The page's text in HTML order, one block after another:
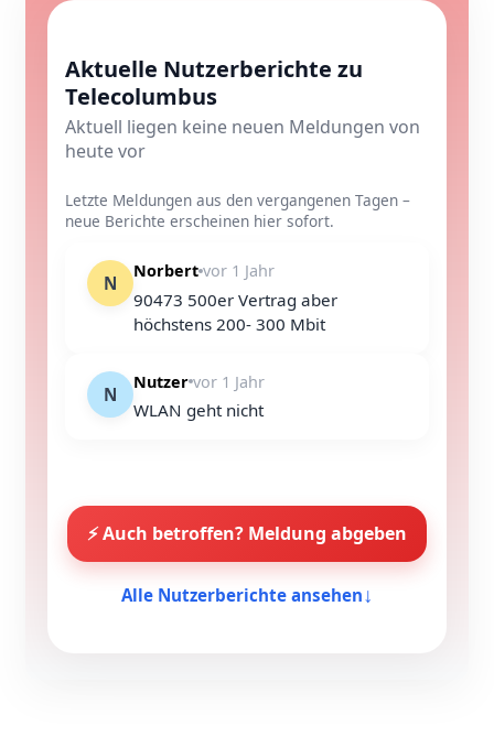
Aktuelle Nutzerberichte zu
Telecolumbus
Aktuell liegen keine neuen Meldungen von
heute vor
Letzte Meldungen aus den vergangenen Tagen –
neue Berichte erscheinen hier sofort.
N
Norbert vor 1 Jahr
90473 500er Vertrag aber
höchstens 200- 300 Mbit
N
Nutzer vor 1 Jahr
WLAN geht nicht
⚡ Auch betroffen? Meldung abgeben
Alle Nutzerberichte ansehen↓